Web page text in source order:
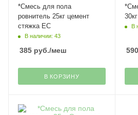
*Смесь для пола
ровнитель 25кг цемент
стяжка ЕС
В наличии: 43
385 руб./меш
В КОРЗИНУ
В
590